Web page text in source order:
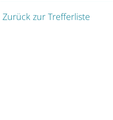
Zurück zur Trefferliste